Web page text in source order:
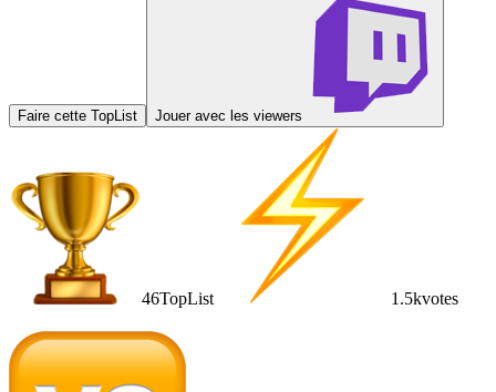
Faire cette TopList Jouer avec les viewers
46TopList 1.5kvotes